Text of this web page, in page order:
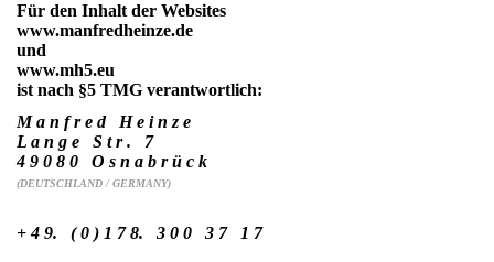
Für den Inhalt der Websites
www.manfredheinze.de
und
www.mh5.eu
ist nach §5 TMG verantwortlich:
M a n f r e d H e i n z e
L a n g e S t r . 7
4 9 0 8 0 O s n a b r ü c k
(DEUTSCHLAND / GERMANY)
+ 4 9. ( 0 ) 1 7 8. 3 0 0 3 7 1 7